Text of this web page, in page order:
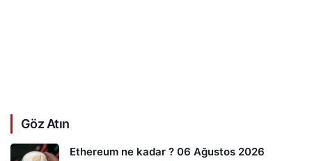
Göz Atın
Ethereum ne kadar ? 06 Ağustos 2026